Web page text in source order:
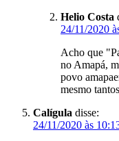
Helio Costa
24/11/2020
Acho que
no Amapá,
povo
mesmo
Calígula disse:
24/11/2020 às